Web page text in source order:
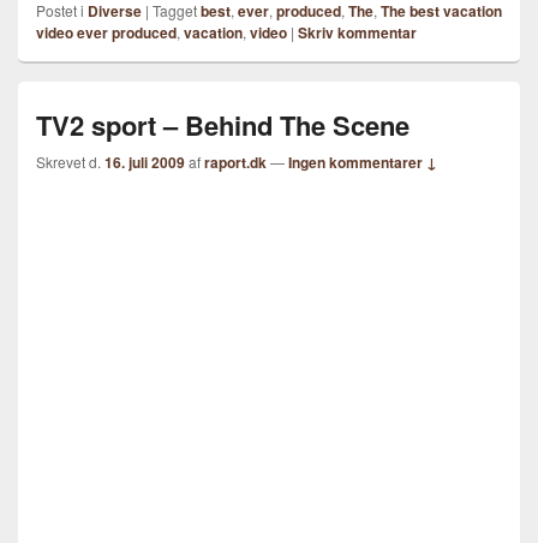
Postet i Diverse | Taggetbest, ever, produced, The, The best vacation
video ever produced, vacation, video | Skriv kommentar
TV2 sport – Behind The Scene
Skrevet d. 16. juli 2009afraport.dk—Ingen kommentarer ↓